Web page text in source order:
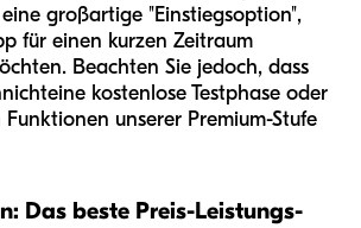
großartige "Einstiegsoption",
für einen kurzen Zeitraum
Beachten Sie jedoch, dass
nichteine kostenlose Testphase oder
unserer Premium-Stufe
Das beste Preis-Leistungs-